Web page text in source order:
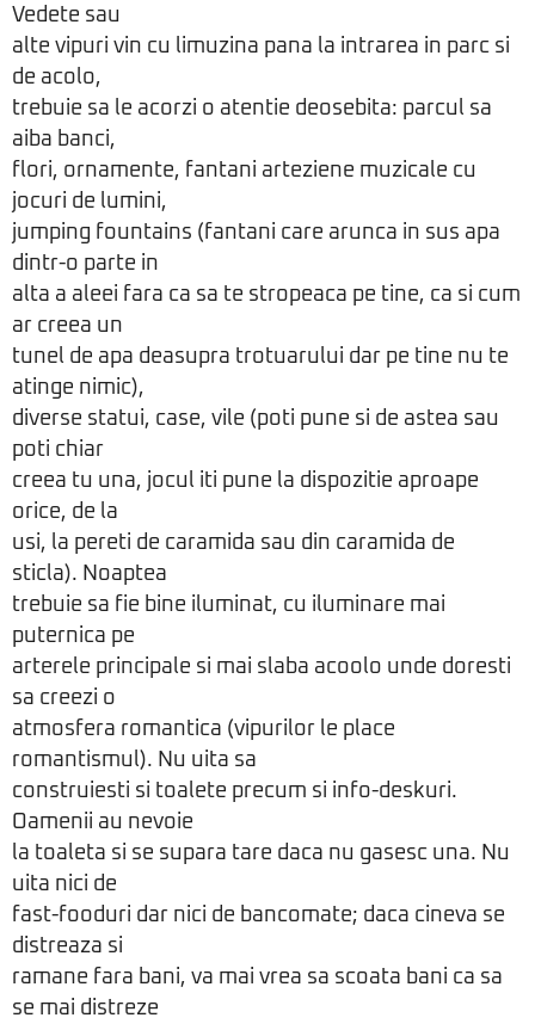
Vedete sau
alte vipuri vin cu limuzina pana la intrarea in parc si
de acolo,
trebuie sa le acorzi o atentie deosebita: parcul sa
aiba banci,
flori, ornamente, fantani arteziene muzicale cu
jocuri de lumini,
jumping fountains (fantani care arunca in sus apa
dintr-o parte in
alta a aleei fara ca sa te stropeaca pe tine, ca si cum
ar creea un
tunel de apa deasupra trotuarului dar pe tine nu te
atinge nimic),
diverse statui, case, vile (poti pune si de astea sau
poti chiar
creea tu una, jocul iti pune la dispozitie aproape
orice, de la
usi, la pereti de caramida sau din caramida de
sticla). Noaptea
trebuie sa fie bine iluminat, cu iluminare mai
puternica pe
arterele principale si mai slaba acoolo unde doresti
sa creezi o
atmosfera romantica (vipurilor le place
romantismul). Nu uita sa
construiesti si toalete precum si info-deskuri.
Oamenii au nevoie
la toaleta si se supara tare daca nu gasesc una. Nu
uita nici de
fast-fooduri dar nici de bancomate; daca cineva se
distreaza si
ramane fara bani, va mai vrea sa scoata bani ca sa
se mai distreze